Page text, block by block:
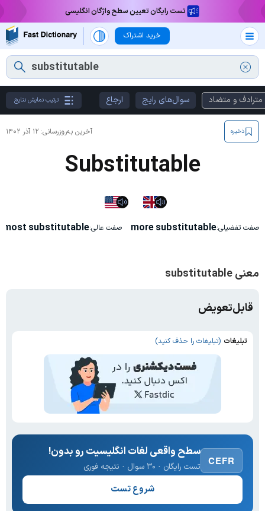
تست رایگان تعیین سطح واژگان انگلیسی
خرید اشتراک
مترادف و متضاد سوال‌های رایج ارجاع ترتیب نمایش نتایج
آخرین به‌روزرسانی: ۱۲ آذر ۱۴۰۲ ذخیره
Substitutable
صفت تفضیلی:more substitutable صفت عالی:most substitutable
معنی substitutable
قابل‌تعویض
تبلیغات (تبلیغات را حذف کنید)
CEFR
سطح واقعی لغات انگلیسیت رو بدون!
تست رایگان · ۳۰ سوال · نتیجه فوری
شروع تست